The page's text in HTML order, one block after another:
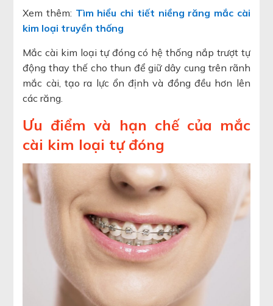
Xem thêm: Tìm hiểu chi tiết niềng răng mắc cài
kim loại truyền thống
Mắc cài kim loại tự đóng có hệ thống nắp trượt tự
động thay thế cho thun để giữ dây cung trên rãnh
mắc cài, tạo ra lực ổn định và đồng đều hơn lên
các răng.
Ưu điểm và hạn chế của mắc
cài kim loại tự đóng